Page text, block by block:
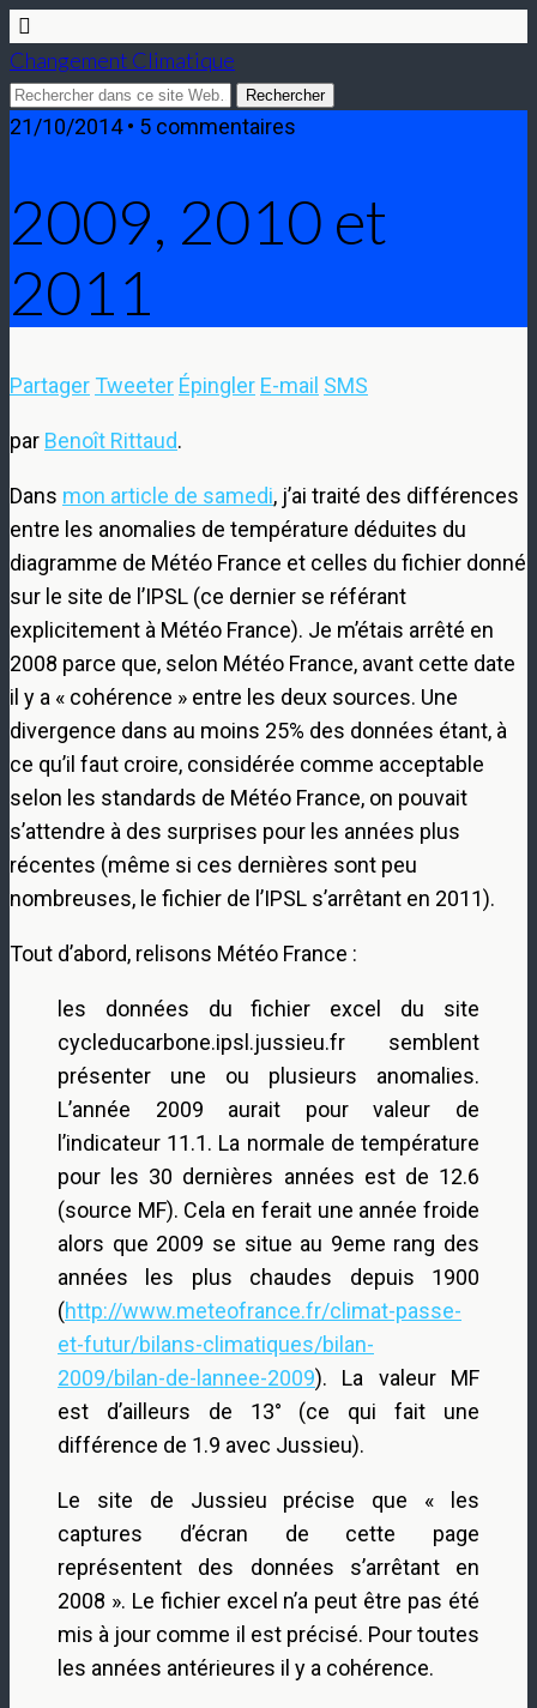
Changement Climatique
21/10/2014 • 5 commentaires
2009, 2010 et
2011
Partager Tweeter Épingler E-mail SMS
par Benoît Rittaud.
Dans mon article de samedi, j’ai traité des différences
entre les anomalies de température déduites du
diagramme de Météo France et celles du fichier donné
sur le site de l’IPSL (ce dernier se référant
explicitement à Météo France). Je m’étais arrêté en
2008 parce que, selon Météo France, avant cette date
il y a « cohérence » entre les deux sources. Une
divergence dans au moins 25% des données étant, à
ce qu’il faut croire, considérée comme acceptable
selon les standards de Météo France, on pouvait
s’attendre à des surprises pour les années plus
récentes (même si ces dernières sont peu
nombreuses, le fichier de l’IPSL s’arrêtant en 2011).
Tout d’abord, relisons Météo France :
les données du fichier excel du site
cycleducarbone.ipsl.jussieu.fr semblent
présenter une ou plusieurs anomalies.
L’année 2009 aurait pour valeur de
l’indicateur 11.1. La normale de température
pour les 30 dernières années est de 12.6
(source MF). Cela en ferait une année froide
alors que 2009 se situe au 9eme rang des
années les plus chaudes depuis 1900
(http://www.meteofrance.fr/climat-passe-
et-futur/bilans-climatiques/bilan-
2009/bilan-de-lannee-2009). La valeur MF
est d’ailleurs de 13° (ce qui fait une
différence de 1.9 avec Jussieu).
Le site de Jussieu précise que « les
captures d’écran de cette page
représentent des données s’arrêtant en
2008 ». Le fichier excel n’a peut être pas été
mis à jour comme il est précisé. Pour toutes
les années antérieures il y a cohérence.